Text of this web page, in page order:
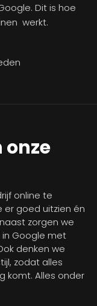
Dit is hoe
werkt.
onze
online te
er goed uitzien én
zorgen we
Google met
denken we
zodat alles
komt. Alles onder